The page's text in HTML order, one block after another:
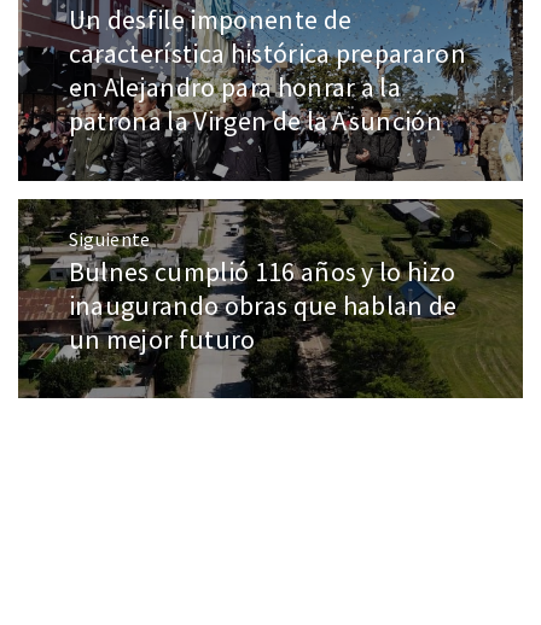
Un desfile imponente de
característica histórica prepararon
en Alejandro para honrar a la
patrona la Virgen de la Asunción
Siguiente
Bulnes cumplió 116 años y lo hizo
inaugurando obras que hablan de
un mejor futuro